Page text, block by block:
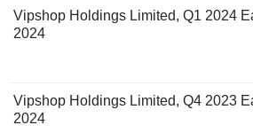
Vipshop Holdings Limited, Q1 2024
2024
Vipshop Holdings Limited, Q4 2023
2024